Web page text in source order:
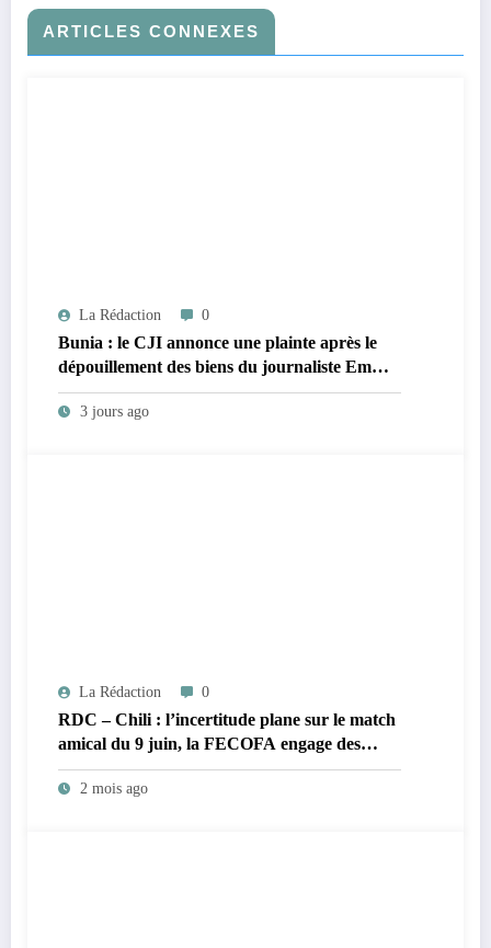
ARTICLES CONNEXES
La Rédaction 0
Bunia : le CJI annonce une plainte après le
dépouillement des biens du journaliste Emma
Sage Mukadi par des patrouilleurs
3 jours ago
La Rédaction 0
RDC – Chili : l’incertitude plane sur le match
amical du 9 juin, la FECOFA engage des
démarches urgentes
2 mois ago